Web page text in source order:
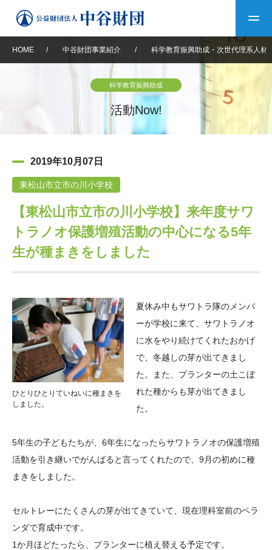
中谷財団について
設立趣意書
沿革 40年史デジタルブック
中谷財団40年史
40年史別冊
年報一覧 中谷財団レポート
中谷財団事業紹介
神戸賞 長期大型研究助成
研究助成 交流助成
ム
科学教育振興助成・
次世代理系人材育成プ
ログラム助成
中谷財団動画紹介
その他情報
その他情報
個人情報保護に関する
アクセス よくあるご質問
サイトマップ 中谷財団アーカイブ
お問い合わせ
日本語 English マイページ
HOME / 中谷財団事業紹介 / 科学教育振興助成・次世代理系人材
科学教育振興助成
活動Now!
2019年10月07日
東松山市立市の川小学校
【東松山市立市の川小学校】来年度サワ
トラノオ保護増殖活動の中心になる5年
生が種まきをしました
ひとりひとりていねいに種まきを
しました。
夏休み中もサワトラ隊のメンバ
ーが学校に来て、サワトラノオ
に水をやり続けてくれたおかげ
で、冬越しの芽が出てきまし
た。また、プランターの土こぼ
れた種からも芽が出てきまし
た。
5年生の子どもたちが、6年生になったらサワトラノオの保護増殖
活動を引き継いでがんばると言ってくれたので、9月の初めに種
まきをしました。
セルトレーにたくさんの芽が出てきていて、現在理科室前のベラ
ンダで育成中です。
1か月ほどたったら、プランターに植え替える予定です。